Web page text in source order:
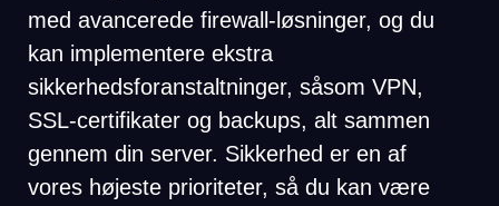
med avancerede firewall-løsninger, og du
kan implementere ekstra
sikkerhedsforanstaltninger, såsom VPN,
SSL-certifikater og backups, alt sammen
gennem din server. Sikkerhed er en af
vores højeste prioriteter, så du kan være